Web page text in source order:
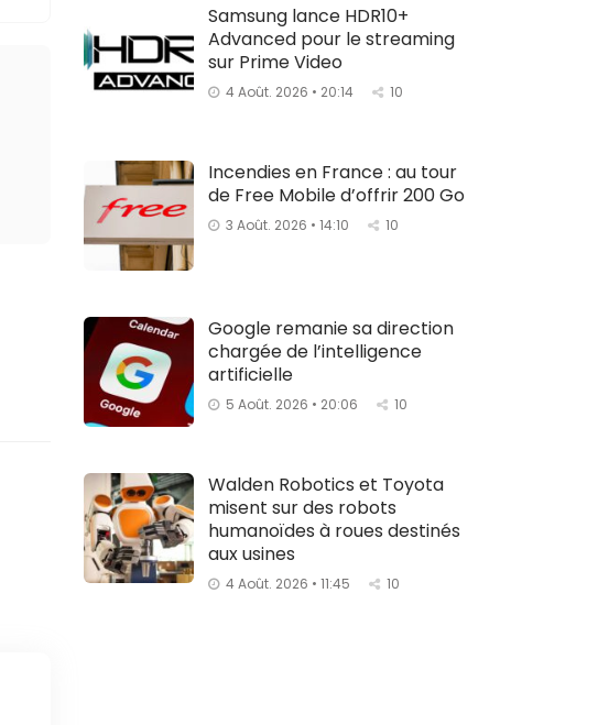
Samsung lance HDR10+
Advanced pour le streaming
sur Prime Video
4 Août. 2026 • 20:14 10
Incendies en France : au tour
de Free Mobile d’offrir 200 Go
3 Août. 2026 • 14:10 10
Google remanie sa direction
chargée de l’intelligence
artificielle
5 Août. 2026 • 20:06 10
Walden Robotics et Toyota
misent sur des robots
humanoïdes à roues destinés
aux usines
4 Août. 2026 • 11:45 10